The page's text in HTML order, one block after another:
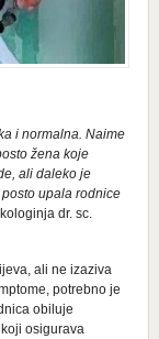
i normalna. Naime
žena koje
ali daleko je
upala rodnice
dr. sc.
ali ne izaziva
potrebno je
obiluje
osigurava